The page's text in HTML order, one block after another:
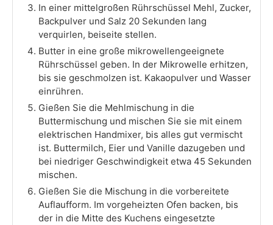
In einer mittelgroßen Rührschüssel Mehl, Zucker,
Backpulver und Salz 20 Sekunden lang
verquirlen, beiseite stellen.
Butter in eine große mikrowellengeeignete
Rührschüssel geben. In der Mikrowelle erhitzen,
bis sie geschmolzen ist. Kakaopulver und Wasser
einrühren.
Gießen Sie die Mehlmischung in die
Buttermischung und mischen Sie sie mit einem
elektrischen Handmixer, bis alles gut vermischt
ist. Buttermilch, Eier und Vanille dazugeben und
bei niedriger Geschwindigkeit etwa 45 Sekunden
mischen.
Gießen Sie die Mischung in die vorbereitete
Auflaufform. Im vorgeheizten Ofen backen, bis
der in die Mitte des Kuchens eingesetzte